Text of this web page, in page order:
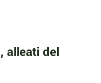
alleati del